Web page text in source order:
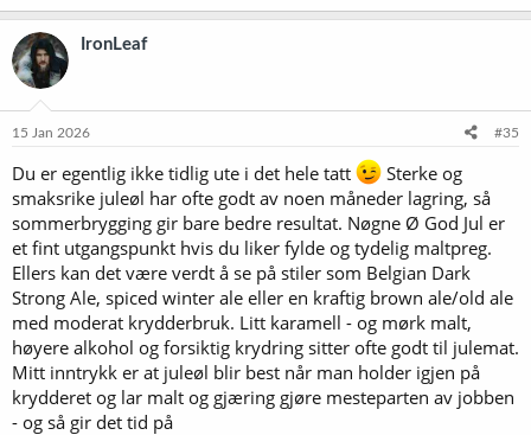
IronLeaf
15 Jan 2026 #35
Du er egentlig ikke tidlig ute i det hele tatt
Sterke og
smaksrike juleøl har ofte godt av noen måneder lagring, så
sommerbrygging gir bare bedre resultat. Nøgne Ø God Jul er
et fint utgangspunkt hvis du liker fylde og tydelig maltpreg.
Ellers kan det være verdt å se på stiler som Belgian Dark
Strong Ale, spiced winter ale eller en kraftig brown ale/old ale
med moderat krydderbruk. Litt karamell - og mørk malt,
høyere alkohol og forsiktig krydring sitter ofte godt til julemat.
Mitt inntrykk er at juleøl blir best når man holder igjen på
krydderet og lar malt og gjæring gjøre mesteparten av jobben
- og så gir det tid på